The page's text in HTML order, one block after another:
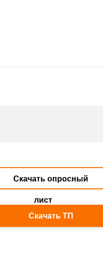
Скачать опросный
лист
Скачать ТП